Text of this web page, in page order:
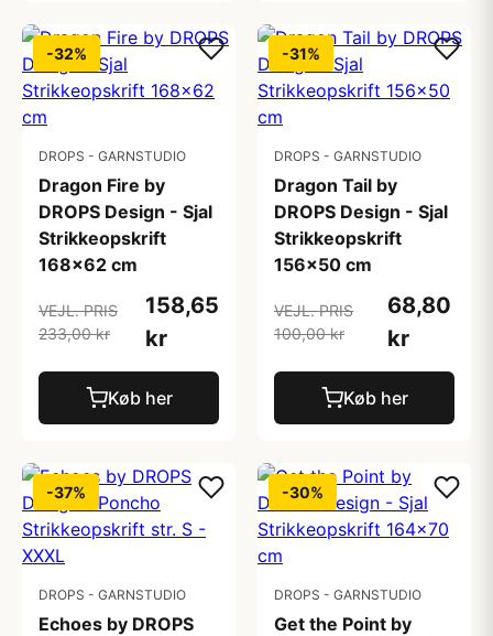
-32%
DROPS - GARNSTUDIO
Dragon Fire by
DROPS Design - Sjal
Strikkeopskrift
168x62 cm
VEJL. PRIS
233,00 kr
158,65
kr
Køb her
-31%
DROPS - GARNSTUDIO
Dragon Tail by
DROPS Design - Sjal
Strikkeopskrift
156x50 cm
VEJL. PRIS
100,00 kr
68,80
kr
Køb her
-37%
DROPS - GARNSTUDIO
Echoes by DROPS
-30%
DROPS - GARNSTUDIO
Get the Point by